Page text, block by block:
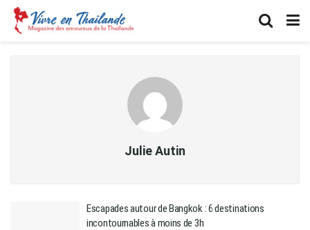
Julie Autin
Escapades autour de Bangkok : 6 destinations
incontournables à moins de 3h